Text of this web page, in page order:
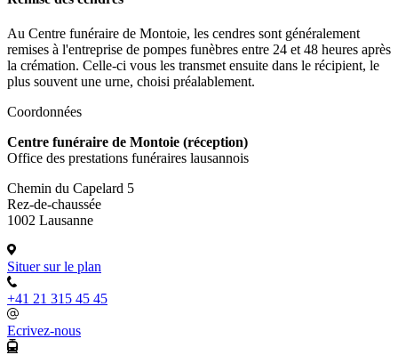
Au Centre funéraire de Montoie, les cendres sont généralement
remises à l'entreprise de pompes funèbres entre 24 et 48 heures après
la crémation. Celle-ci vous les transmet ensuite dans le récipient, le
plus souvent une urne, choisi préalablement.
Coordonnées
Centre funéraire de Montoie (réception)
Office des prestations funéraires lausannois
Chemin du Capelard 5
Rez-de-chaussée
1002 Lausanne
Situer sur le plan
+41 21 315 45 45
Ecrivez-nous